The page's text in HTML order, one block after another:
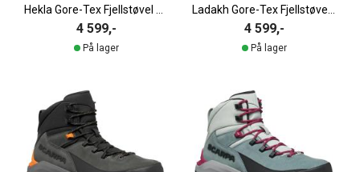
4 599,-
På lager
4 599,-
På lager